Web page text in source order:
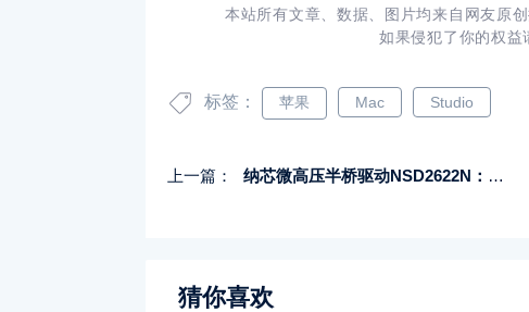
本站所有文章、数据、图片均来自网友原
如果侵犯了你的权益
标签： 苹果 Mac Studio
上一篇： 纳芯微高压半桥驱动NSD2622N：为E-mode GaN量身打造高可靠性、高集成度方案
猜你喜欢